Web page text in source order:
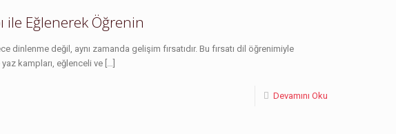
ile Eğlenerek Öğrenin
dinlenme değil, aynı zamanda gelişim fırsatıdır. Bu fırsatı dil öğrenimiyle
kampları, eğlenceli ve […]
Devamını Oku